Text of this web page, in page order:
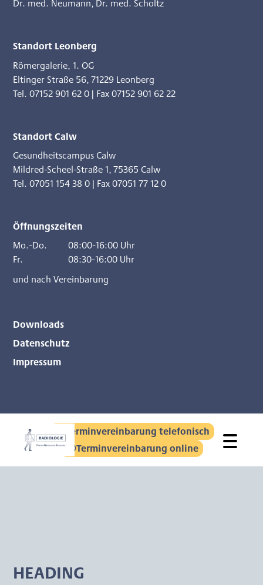
Dr. med. Neumann, Dr. med. Scholtz
Standort Leonberg
Römergalerie, 1. OG
Eltinger Straße 56,71229 Leonberg
Tel. 07152 901 62 0 | Fax 07152 901 62 22
Standort Calw
Gesundheitscampus Calw
Mildred-Scheel-Straße 1,75365 Calw
Tel. 07051 154 38 0 | Fax 07051 77 12 0
Öffnungszeiten
Mo.-Do.
08:00-16:00 Uhr
Fr.
08:30-16:00 Uhr
und nach Vereinbarung
Downloads
Datenschutz
Impressum
Terminvereinbarung telefonisch
Terminvereinbarung online
HEADING